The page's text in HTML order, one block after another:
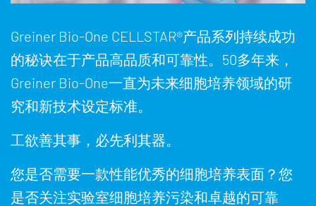
Greiner Bio-One CELLSTAR®产品系列持续成功
的秘诀在于产品高品质和可靠性。50多年来，
Greiner Bio-One一直为未来细胞培养领域的研
究和新技术设定标准。
工欲善其事，必先利其器。
您是否需要一款性能优秀的细胞培养表面？您
是否关注实验室细胞培养污染和卓越的可靠